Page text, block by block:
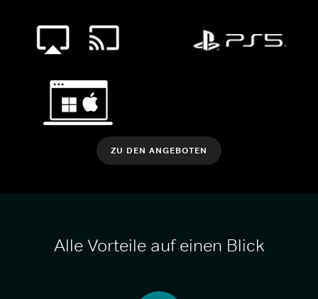
ZU DEN ANGEBOTEN
Alle Vorteile auf einen Blick